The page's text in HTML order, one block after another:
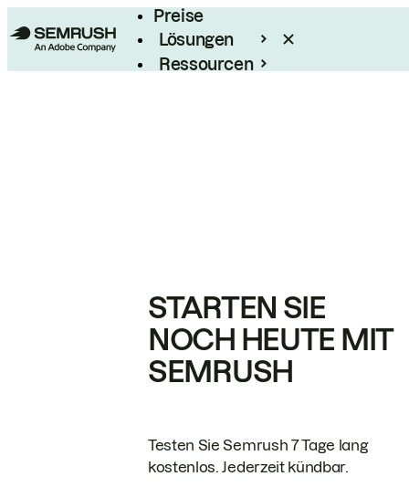
Preise
Lösungen
Ressourcen
STARTEN SIE
NOCH HEUTE MIT
SEMRUSH
Testen Sie Semrush 7 Tage lang
kostenlos. Jederzeit kündbar.